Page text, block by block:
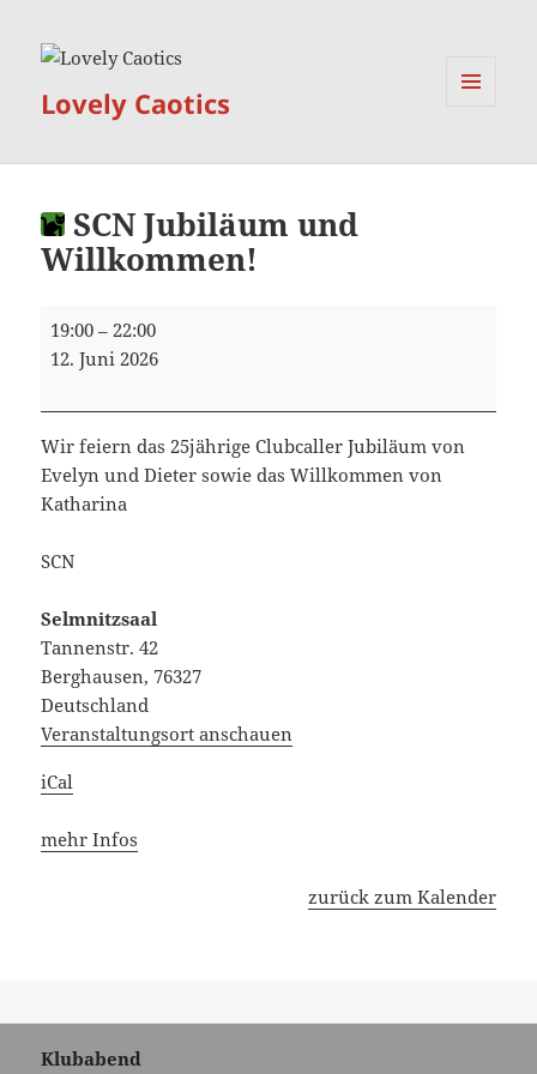
Lovely Caotics
SCN Jubiläum und
Willkommen!
SCN
Jubiläum
19:00 – 22:00
12. Juni 2026
Wir feiern das 25jährige Clubcaller Jubiläum von
Evelyn und Dieter sowie das Willkommen von
Katharina
SCN
Selmnitzsaal
Tannenstr. 42
Berghausen, 76327
Deutschland
Veranstaltungsort anschauen
iCal
mehr Infos
zurück zum Kalender
Klubabend